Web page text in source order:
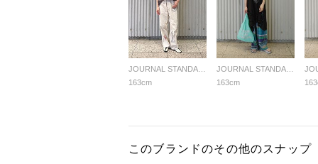
163cm
163cm
このブランドのその他のスナップ